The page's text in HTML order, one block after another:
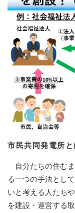
市民共同発電所と
自分たちの住むま
る一つの手法とし
いと考える人たち
を建設・運営する